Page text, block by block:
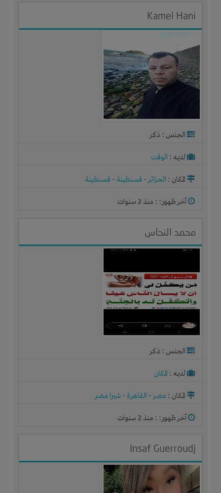
Kamel Hani
الجنس : ذكر
لديـه : الوقت
المكان : الجزائر- قسنطينة - قسنطينة
آخر ظهور: : منذ 2 سنوات
محمد النحاس
الجنس : ذكر
لديـه : المكان
المكان : مصر- القاهرة - شبرا مصر
آخر ظهور: : منذ 2 سنوات
Insaf Guerroudj